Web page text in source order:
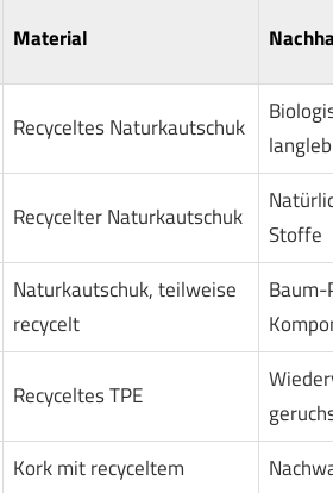
Material
Recyceltes Naturkautschuk
Recycelter Naturkautschuk
Stoffe
Naturkautschuk, teilweise
recycelt
Recyceltes TPE
Kork mit recyceltem